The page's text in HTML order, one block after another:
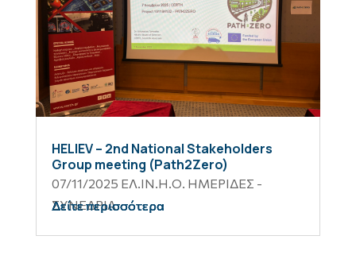
Δείτε περισσότερα
Δείτε περισσότερα
Δείτε περισσότερα
HELIEV – 2nd National Stakeholders
Group meeting (Path2Zero)
07/11/2025 ΕΛ.ΙΝ.Η.Ο. ΗΜΕΡΙΔΕΣ -
ΣΥΝΕΔΡΙΑ
Δείτε περισσότερα